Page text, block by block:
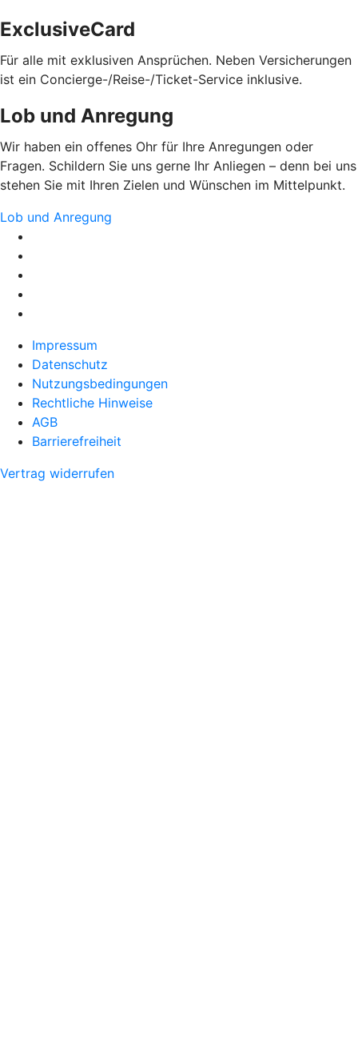
ExclusiveCard
Für alle mit exklusiven Ansprüchen. Neben Versicherungen
ist ein Concierge-/Reise-/Ticket-Service inklusive.
Lob und Anregung
Wir haben ein offenes Ohr für Ihre Anregungen oder
Fragen. Schildern Sie uns gerne Ihr Anliegen – denn bei uns
stehen Sie mit Ihren Zielen und Wünschen im Mittelpunkt.
Lob und Anregung
Impressum
Datenschutz
Nutzungsbedingungen
Rechtliche Hinweise
AGB
Barrierefreiheit
Vertrag widerrufen